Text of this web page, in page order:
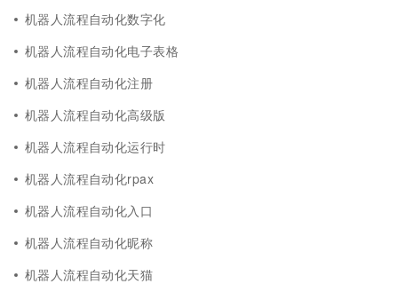
机器人流程自动化数字化
机器人流程自动化电子表格
机器人流程自动化注册
机器人流程自动化高级版
机器人流程自动化运行时
机器人流程自动化rpax
机器人流程自动化入口
机器人流程自动化昵称
机器人流程自动化天猫